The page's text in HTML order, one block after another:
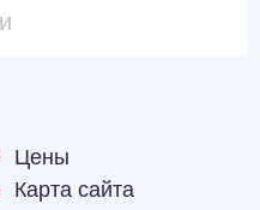
Цены
Карта сайта